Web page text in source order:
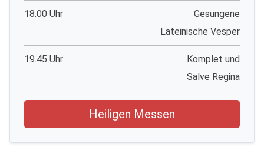
18.00 Uhr
Gesungene
Lateinische Vesper
19.45 Uhr
Komplet und
Salve Regina
Heiligen Messen